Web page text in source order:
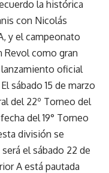
la histórica
con Nicolás
y el campeonato
Revol como gran
oficial
sábado 15 de marzo
del 22º Torneo del
del 19° Torneo
división se
el sábado 22 de
A está pautada